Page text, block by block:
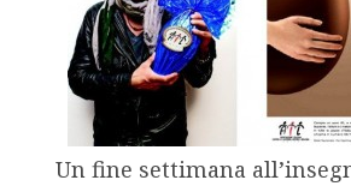
Un fine settimana